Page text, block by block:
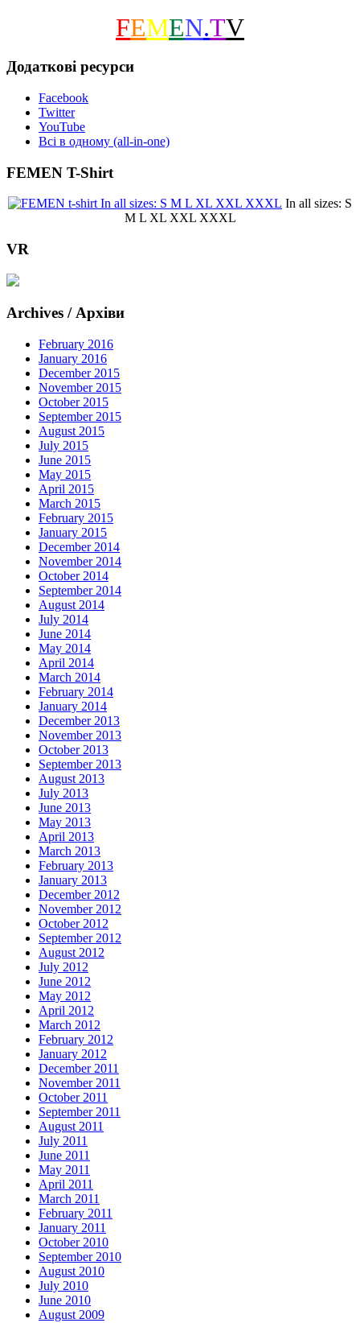
FEMEN.TV
Додаткові ресурси
Facebook
Twitter
YouTube
Всі в одному (all-in-one)
FEMEN T-Shirt
In all sizes: S
M L XL XXL XXXL
VR
Archives / Архіви
February 2016
January 2016
December 2015
November 2015
October 2015
September 2015
August 2015
July 2015
June 2015
May 2015
April 2015
March 2015
February 2015
January 2015
December 2014
November 2014
October 2014
September 2014
August 2014
July 2014
June 2014
May 2014
April 2014
March 2014
February 2014
January 2014
December 2013
November 2013
October 2013
September 2013
August 2013
July 2013
June 2013
May 2013
April 2013
March 2013
February 2013
January 2013
December 2012
November 2012
October 2012
September 2012
August 2012
July 2012
June 2012
May 2012
April 2012
March 2012
February 2012
January 2012
December 2011
November 2011
October 2011
September 2011
August 2011
July 2011
June 2011
May 2011
April 2011
March 2011
February 2011
January 2011
October 2010
September 2010
August 2010
July 2010
June 2010
August 2009